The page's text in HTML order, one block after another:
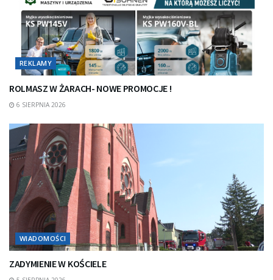
REKLAMY
ROLMASZ W ŻARACH- NOWE PROMOCJE !
6 SIERPNIA 2026
WIADOMOŚCI
ZADYMIENIE W KOŚCIELE